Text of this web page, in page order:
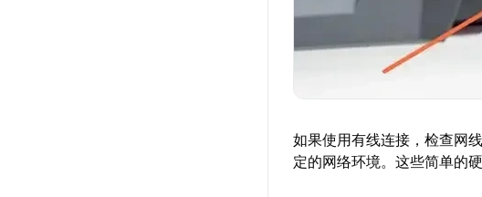
如果使用有线连接，检查网
定的网络环境。这些简单的